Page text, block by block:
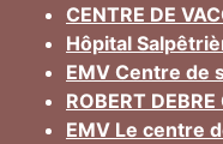
CENTRE DE
Hôpital
EMV Centre de
ROBERT
EMV Le centre